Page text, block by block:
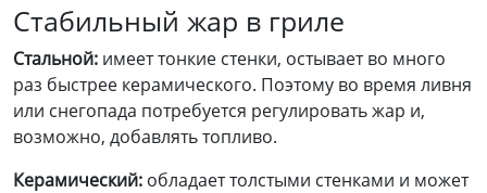
Стабильный жар в гриле
Стальной: имеет тонкие стенки, остывает во много
раз быстрее керамического. Поэтому во время ливня
или снегопада потребуется регулировать жар и,
возможно, добавлять топливо.
Керамический: обладает толстыми стенками и может